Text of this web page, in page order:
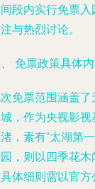
段内实行免票
与热烈讨论。
免票政策具体
免票范围涵盖
，作为央视影
，素有“太湖第
，则以四季花
体细则需以官